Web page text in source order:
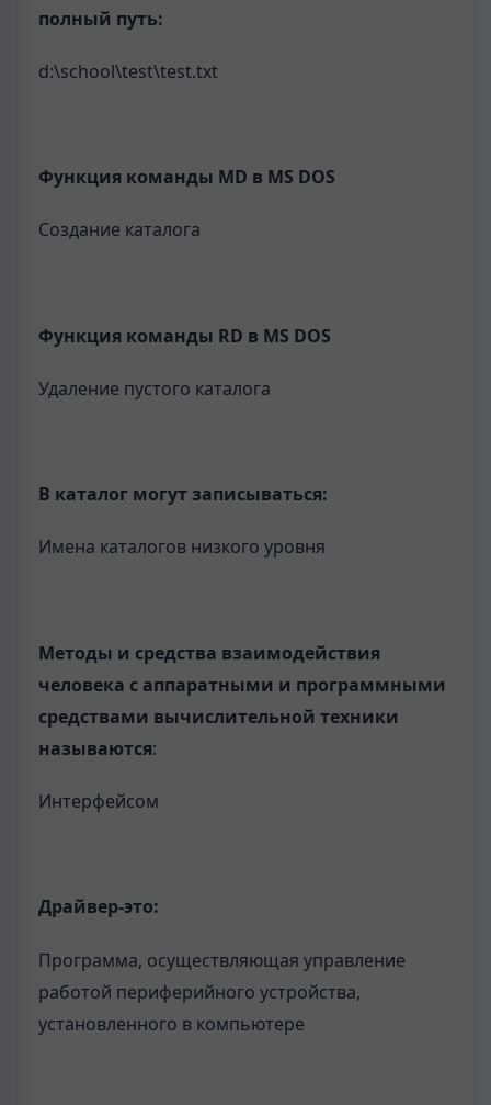
полный путь:
d:\school\test\test.txt
Функция команды MD в MS DOS
Создание каталога
Функция команды RD в MS DOS
Удаление пустого каталога
В каталог могут записываться:
Имена каталогов низкого уровня
Методы и средства взаимодействия
человека с аппаратными и программными
средствами вычислительной техники
называются:
Интерфейсом
Драйвер-это:
Программа, осуществляющая управление
работой периферийного устройства,
установленного в компьютере